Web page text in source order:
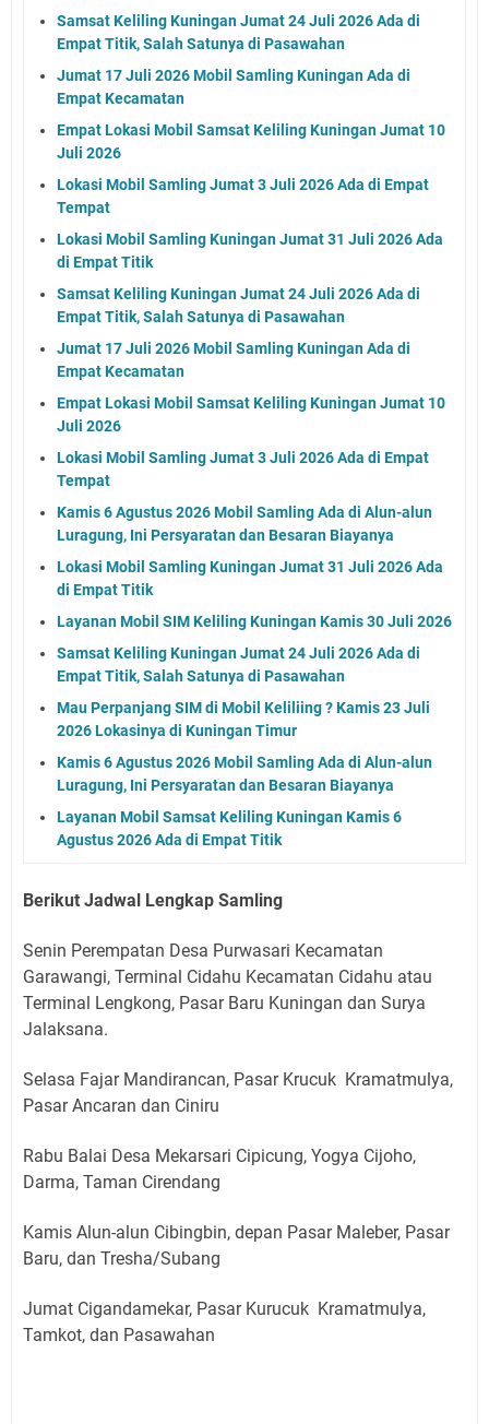
Samsat Keliling Kuningan Jumat 24 Juli 2026 Ada di
Empat Titik, Salah Satunya di Pasawahan
Jumat 17 Juli 2026 Mobil Samling Kuningan Ada di
Empat Kecamatan
Empat Lokasi Mobil Samsat Keliling Kuningan Jumat 10
Juli 2026
Lokasi Mobil Samling Jumat 3 Juli 2026 Ada di Empat
Tempat
Lokasi Mobil Samling Kuningan Jumat 31 Juli 2026 Ada
di Empat Titik
Samsat Keliling Kuningan Jumat 24 Juli 2026 Ada di
Empat Titik, Salah Satunya di Pasawahan
Jumat 17 Juli 2026 Mobil Samling Kuningan Ada di
Empat Kecamatan
Empat Lokasi Mobil Samsat Keliling Kuningan Jumat 10
Juli 2026
Lokasi Mobil Samling Jumat 3 Juli 2026 Ada di Empat
Tempat
Kamis 6 Agustus 2026 Mobil Samling Ada di Alun-alun
Luragung, Ini Persyaratan dan Besaran Biayanya
Lokasi Mobil Samling Kuningan Jumat 31 Juli 2026 Ada
di Empat Titik
Layanan Mobil SIM Keliling Kuningan Kamis 30 Juli 2026
Samsat Keliling Kuningan Jumat 24 Juli 2026 Ada di
Empat Titik, Salah Satunya di Pasawahan
Mau Perpanjang SIM di Mobil Keliliing ? Kamis 23 Juli
2026 Lokasinya di Kuningan Timur
Kamis 6 Agustus 2026 Mobil Samling Ada di Alun-alun
Luragung, Ini Persyaratan dan Besaran Biayanya
Layanan Mobil Samsat Keliling Kuningan Kamis 6
Agustus 2026 Ada di Empat Titik
Berikut Jadwal Lengkap Samling
Senin Perempatan Desa Purwasari Kecamatan
Garawangi, Terminal Cidahu Kecamatan Cidahu atau
Terminal Lengkong, Pasar Baru Kuningan dan Surya
Jalaksana.
Selasa Fajar Mandirancan, Pasar Krucuk Kramatmulya,
Pasar Ancaran dan Ciniru
Rabu Balai Desa Mekarsari Cipicung, Yogya Cijoho,
Darma, Taman Cirendang
Kamis Alun-alun Cibingbin, depan Pasar Maleber, Pasar
Baru, dan Tresha/Subang
Jumat Cigandamekar, Pasar Kurucuk Kramatmulya,
Tamkot, dan Pasawahan